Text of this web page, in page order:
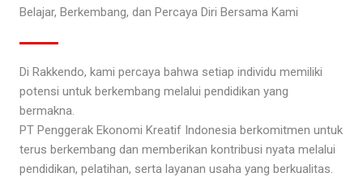
Belajar, Berkembang, dan Percaya Diri Bersama Kami
Di Rakkendo, kami percaya bahwa setiap individu memiliki
potensi untuk berkembang melalui pendidikan yang
bermakna.
PT Penggerak Ekonomi Kreatif Indonesia berkomitmen untuk
terus berkembang dan memberikan kontribusi nyata melalui
pendidikan, pelatihan, serta layanan usaha yang berkualitas.